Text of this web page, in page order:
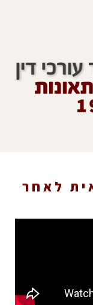
ניתוח אף
לאחר